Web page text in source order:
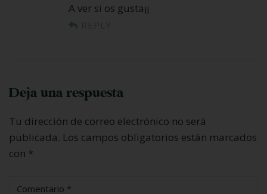
A ver si os gusta¡¡
REPLY
Deja una respuesta
Tu dirección de correo electrónico no será
publicada. Los campos obligatorios están marcados
con *